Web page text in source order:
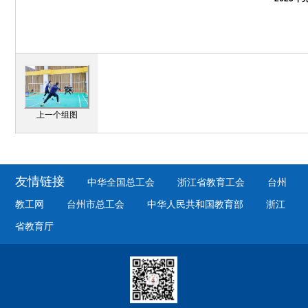
上一个组图
友情链接 中华全国总工会 浙江省教育工会 台州
教工网 台州市总工会 中华人民共和国教育部 浙江
省教育厅